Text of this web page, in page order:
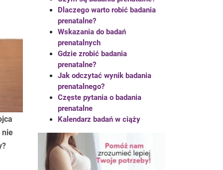
nie
Dlaczego warto robić badania
prenatalne?
Wskazania do badań
prenatalnych
Gdzie zrobić badania
prenatalne?
Jak odczytać wynik badania
prenatalnego?
Częste pytania o badania
prenatalne
Kalendarz badań w ciąży